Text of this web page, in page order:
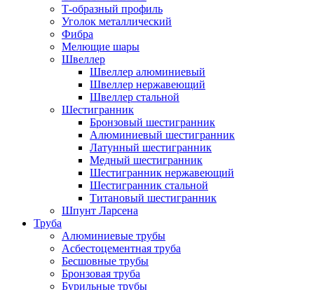
Т-образный профиль
Уголок металлический
Фибра
Мелющие шары
Швеллер
Швеллер алюминиевый
Швеллер нержавеющий
Швеллер стальной
Шестигранник
Бронзовый шестигранник
Алюминиевый шестигранник
Латунный шестигранник
Медный шестигранник
Шестигранник нержавеющий
Шестигранник стальной
Титановый шестигранник
Шпунт Ларсена
Труба
Алюминиевые трубы
Асбестоцементная труба
Бесшовные трубы
Бронзовая труба
Бурильные трубы